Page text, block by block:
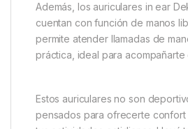
Además, los auriculares in ear
cuentan con función de manos
permite atender llamadas de
práctica, ideal para acompañarte
Estos auriculares no son
pensados para ofrecerte confort